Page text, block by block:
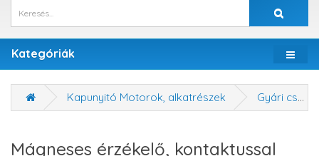
Kategóriák
Kapunyitó Motorok, alkatrészek Gyári cserealkatrészek
Mágneses érzékelő, kontaktussal